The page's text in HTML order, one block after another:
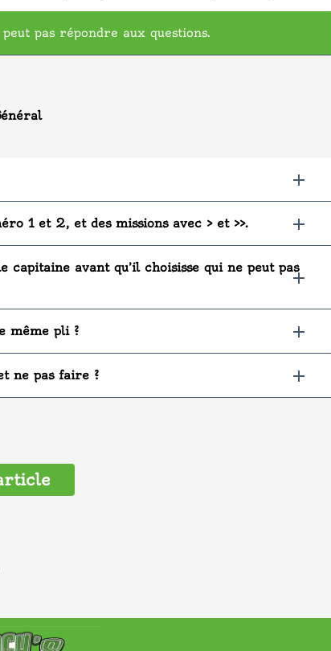
pas répondre aux questions.
1 et 2, et des missions avec > et >>.
avant qu’il choisisse qui ne peut pas
même pli ?
ne pas faire ?